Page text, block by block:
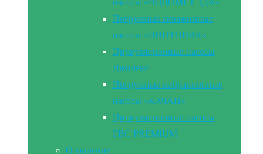
насосы «ВОДОМЕТ 3ДК»
Погружные скважинные
насосы «ВИНТОВИК»
Циркуляционные насосы
Джилекс
Погружные вибрационные
насосы «КАЧАН»
Циркуляционные насосы
ГВС PREMIUM
Отопление